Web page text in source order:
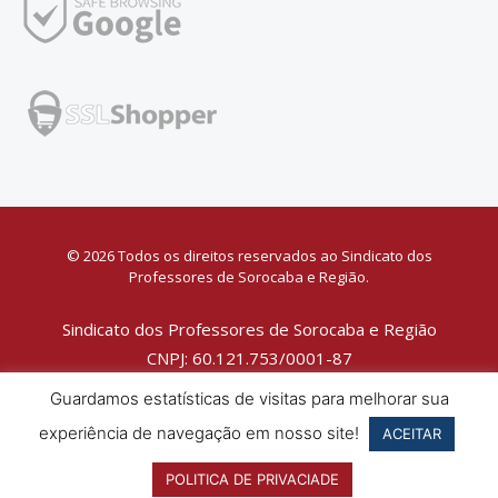
© 2026 Todos os direitos reservados ao Sindicato dos
Professores de Sorocaba e Região.
Sindicato dos Professores de Sorocaba e Região
CNPJ: 60.121.753/0001-87
Política de Privacidade
Guardamos estatísticas de visitas para melhorar sua
experiência de navegação em nosso site!
ACEITAR
POLITICA DE PRIVACIADE